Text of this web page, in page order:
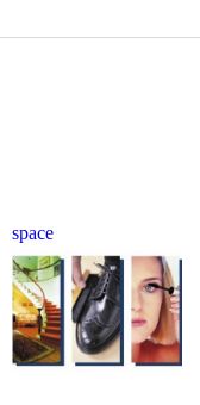
space